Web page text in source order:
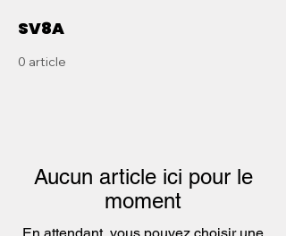
SV8A
0 article
Aucun article ici pour le
moment